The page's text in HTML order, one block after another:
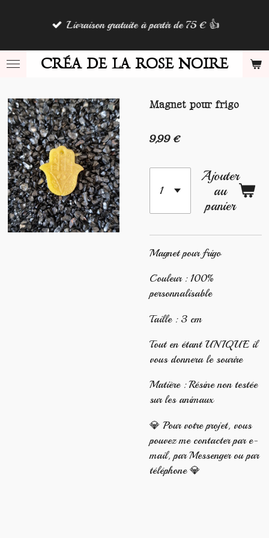
principalCRÉA DE LA ROSE NOIRE
Livraison gratuite à partir de 75 € 👍
Magnet pour frigo
9,99 €
Ajouter
au
panier
Magnet pour frigo
Couleur : 100%
personnalisable
Taille : 3 cm
Tout en étant UNIQUE il
vous donnera le sourire
Matière : Résine non testée
sur les animaux
💎 Pour votre projet, vous
pouvez me contacter par e-
mail, par Messenger ou par
téléphone 💎